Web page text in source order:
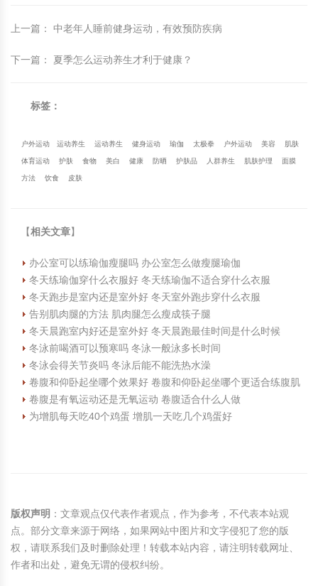
上一篇 ： 中老年人睡前健身运动，有效预防疾病
下一篇 ： 夏季怎么运动养生才利于健康？
标签：
户外运动 运动养生 运动养生 健身运动 瑜伽 太极拳 户外运动 美容 肌肤
体育运动 护肤 食物 美白 健康 防晒 护肤品 人群养生 肌肤护理 面膜
方法 饮食 皮肤
【相关文章】
办公室可以练瑜伽瘦腿吗 办公室怎么做瘦腿瑜伽
冬天练瑜伽穿什么衣服好 冬天练瑜伽不适合穿什么衣服
冬天跑步是室内还是室外好 冬天室外跑步穿什么衣服
告别肌肉腿的方法 肌肉腿怎么瘦成筷子腿
冬天晨跑室内好还是室外好 冬天晨跑最佳时间是什么时候
冬泳前喝酒可以预寒吗 冬泳一般泳多长时间
冬泳会得关节炎吗 冬泳后能不能洗热水澡
卷腹和仰卧起坐哪个效果好 卷腹和仰卧起坐哪个更适合练腹肌
卷腹是有氧运动还是无氧运动 卷腹适合什么人做
为增肌每天吃40个鸡蛋 增肌一天吃几个鸡蛋好
版权声明 ：文章观点仅代表作者观点，作为参考，不代表本站观
点。部分文章来源于网络，如果网站中图片和文字侵犯了您的版
权，请联系我们及时删除处理！转载本站内容，请注明转载网址、
作者和出处，避免无谓的侵权纠纷。